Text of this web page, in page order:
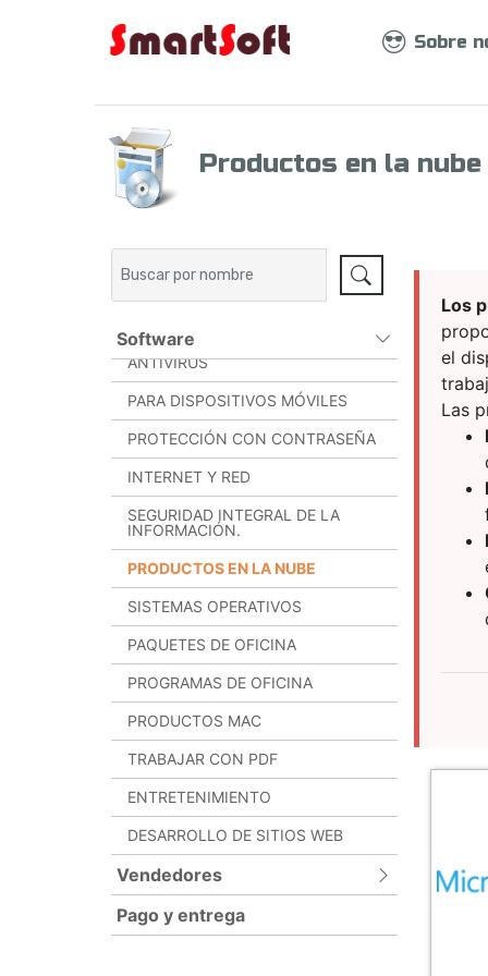
Sobre
Productos en la nube
Software
ANTIVIRUS
PARA DISPOSITIVOS MÓVILES
PROTECCIÓN CON CONTRASEÑA
INTERNET Y RED
SEGURIDAD INTEGRAL DE LA
INFORMACIÓN.
PRODUCTOS EN LA NUBE
SISTEMAS OPERATIVOS
PAQUETES DE OFICINA
PROGRAMAS DE OFICINA
PRODUCTOS MAC
TRABAJAR CON PDF
ENTRETENIMIENTO
DESARROLLO DE SITIOS WEB
Vendedores
ADLOCK
Pago y entrega
Los
el
Las